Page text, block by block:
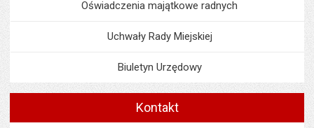
Oświadczenia majątkowe radnych
Uchwały Rady Miejskiej
Biuletyn Urzędowy
Kontakt